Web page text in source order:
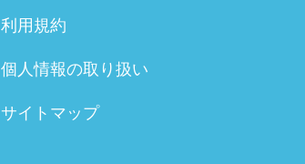
利用規約
個人情報の取り扱い
サイトマップ